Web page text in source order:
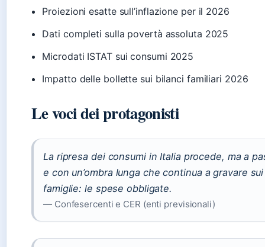
Proiezioni esatte sull’inflazione per il 2026
Dati completi sulla povertà assoluta 2025
Microdati ISTAT sui consumi 2025
Impatto delle bollette sui bilanci familiari 2026
Le voci dei protagonisti
La ripresa dei consumi in Italia procede, ma a
e con un’ombra lunga che continua a gravare
famiglie: le spese obbligate.
— Confesercenti e CER (enti previsionali)